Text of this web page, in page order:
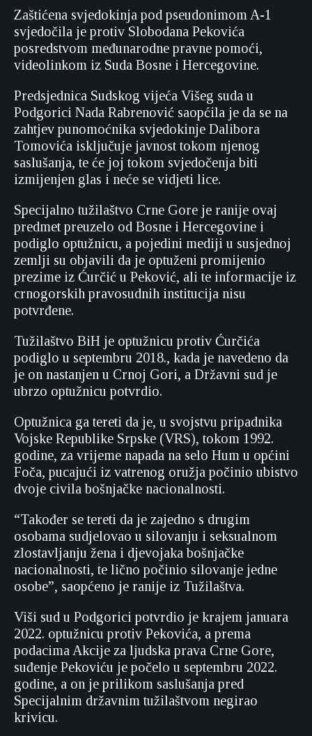
Zaštićena svjedokinja pod pseudonimom A-1
svjedočila je protiv Slobodana Pekovića
posredstvom međunarodne pravne pomoći,
videolinkom iz Suda Bosne i Hercegovine.
Predsjednica Sudskog vijeća Višeg suda u
Podgorici Nada Rabrenović saopćila je da se na
zahtjev punomoćnika svjedokinje Dalibora
Tomovića isključuje javnost tokom njenog
saslušanja, te će joj tokom svjedočenja biti
izmijenjen glas i neće se vidjeti lice.
Specijalno tužilaštvo Crne Gore je ranije ovaj
predmet preuzelo od Bosne i Hercegovine i
podiglo optužnicu, a pojedini mediji u susjednoj
zemlji su objavili da je optuženi promijenio
prezime iz Ćurčić u Peković, ali te informacije iz
crnogorskih pravosudnih institucija nisu
potvrđene.
Tužilaštvo BiH je optužnicu protiv Ćurčića
podiglo u septembru 2018., kada je navedeno da
je on nastanjen u Crnoj Gori, a Državni sud je
ubrzo optužnicu potvrdio.
Optužnica ga tereti da je, u svojstvu pripadnika
Vojske Republike Srpske (VRS), tokom 1992.
godine, za vrijeme napada na selo Hum u općini
Foča, pucajući iz vatrenog oružja počinio ubistvo
dvoje civila bošnjačke nacionalnosti.
“Također se tereti da je zajedno s drugim
osobama sudjelovao u silovanju i seksualnom
zlostavljanju žena i djevojaka bošnjačke
nacionalnosti, te lično počinio silovanje jedne
osobe”, saopćeno je ranije iz Tužilaštva.
Viši sud u Podgorici potvrdio je krajem januara
2022. optužnicu protiv Pekovića, a prema
podacima Akcije za ljudska prava Crne Gore,
suđenje Pekoviću je počelo u septembru 2022.
godine, a on je prilikom saslušanja pred
Specijalnim državnim tužilaštvom negirao
krivicu.